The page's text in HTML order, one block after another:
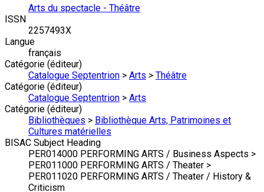
Arts du spectacle - Théâtre
ISSN
2257493X
Langue
français
Catégorie (éditeur)
Catalogue Septentrion > Arts > Théâtre
Catégorie (éditeur)
Catalogue Septentrion > Arts
Catégorie (éditeur)
Bibliothèques > Bibliothèque Arts, Patrimoines et
Cultures matérielles
BISAC Subject Heading
PER014000 PERFORMING ARTS / Business Aspects >
PER011000 PERFORMING ARTS / Theater >
PER011020 PERFORMING ARTS / Theater / History &
Criticism